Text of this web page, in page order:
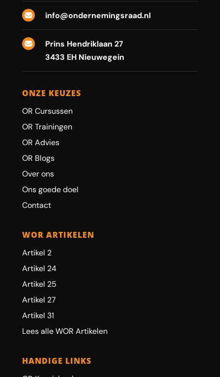
 info@ondernemingsraad.nl

Prins Hendriklaan 27
3433 EH Nieuwegein
ONZE KEUZES
OR Cursussen
OR Trainingen
OR Advies
OR Blogs
Over ons
Ons goede doel
Contact
WOR ARTIKELEN
Artikel 2
Artikel 24
Artikel 25
Artikel 27
Artikel 31
Lees alle WOR Artikelen
HANDIGE LINKS